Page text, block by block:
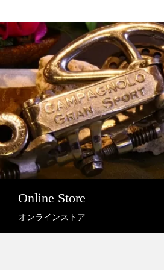
Online Store
オンラインストア